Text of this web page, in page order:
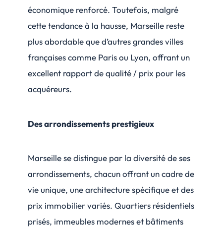
économique renforcé. Toutefois, malgré
cette tendance à la hausse, Marseille reste
plus abordable que d’autres grandes villes
françaises comme Paris ou Lyon, offrant un
excellent rapport de qualité / prix pour les
acquéreurs.
Des arrondissements prestigieux
Marseille se distingue par la diversité de ses
arrondissements, chacun offrant un cadre de
vie unique, une architecture spécifique et des
prix immobilier variés. Quartiers résidentiels
prisés, immeubles modernes et bâtiments